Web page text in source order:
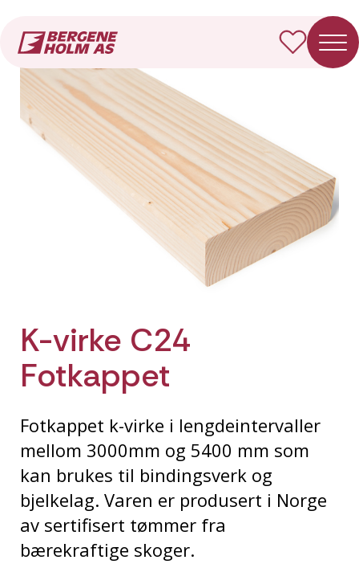
K-virke C24
Fotkappet
Fotkappet k-virke i lengdeintervaller
mellom 3000mm og 5400 mm som
kan brukes til bindingsverk og
bjelkelag. Varen er produsert i Norge
av sertifisert tømmer fra
bærekraftige skoger.